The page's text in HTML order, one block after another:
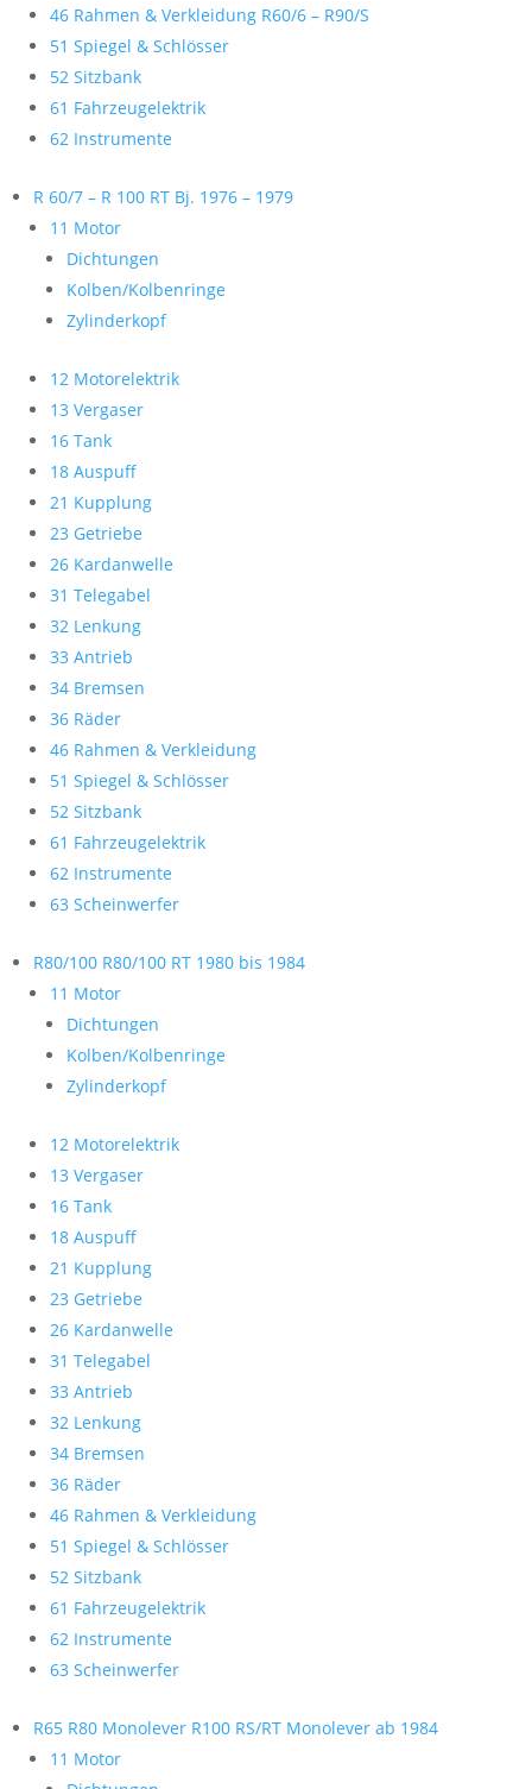
46 Rahmen & Verkleidung R60/6 – R90/S
51 Spiegel & Schlösser
52 Sitzbank
61 Fahrzeugelektrik
62 Instrumente
R 60/7 – R 100 RT Bj. 1976 – 1979
11 Motor
Dichtungen
Kolben/Kolbenringe
Zylinderkopf
12 Motorelektrik
13 Vergaser
16 Tank
18 Auspuff
21 Kupplung
23 Getriebe
26 Kardanwelle
31 Telegabel
32 Lenkung
33 Antrieb
34 Bremsen
36 Räder
46 Rahmen & Verkleidung
51 Spiegel & Schlösser
52 Sitzbank
61 Fahrzeugelektrik
62 Instrumente
63 Scheinwerfer
R80/100 R80/100 RT 1980 bis 1984
11 Motor
Dichtungen
Kolben/Kolbenringe
Zylinderkopf
12 Motorelektrik
13 Vergaser
16 Tank
18 Auspuff
21 Kupplung
23 Getriebe
26 Kardanwelle
31 Telegabel
33 Antrieb
32 Lenkung
34 Bremsen
36 Räder
46 Rahmen & Verkleidung
51 Spiegel & Schlösser
52 Sitzbank
61 Fahrzeugelektrik
62 Instrumente
63 Scheinwerfer
R65 R80 Monolever R100 RS/RT Monolever ab 1984
11 Motor